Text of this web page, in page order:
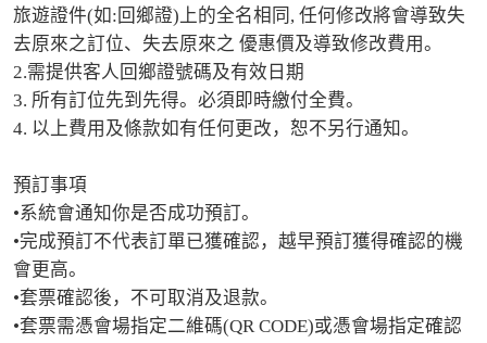
旅遊證件(如:回鄉證)上的全名相同, 任何修改將會導致失
去原來之訂位、失去原來之 優惠價及導致修改費用。
2.需提供客人回鄉證號碼及有效日期
3. 所有訂位先到先得。必須即時繳付全費。
4. 以上費用及條款如有任何更改，恕不另行通知。
預訂事項
•系統會通知你是否成功預訂。
•完成預訂不代表訂單已獲確認，越早預訂獲得確認的機
會更高。
•套票確認後，不可取消及退款。
•套票需憑會場指定二維碼(QR CODE)或憑會場指定確認